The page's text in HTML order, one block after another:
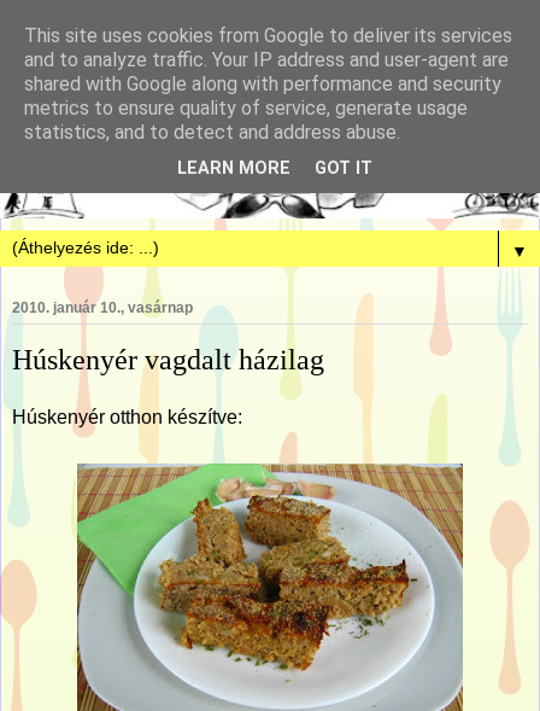
▼
2010. január 10., vasárnap
Húskenyér vagdalt házilag
Húskenyér otthon készítve:
This site uses cookies from Google to deliver its services
and to analyze traffic. Your IP address and user-agent are
shared with Google along with performance and security
metrics to ensure quality of service, generate usage
statistics, and to detect and address abuse.
LEARN MORE GOT IT